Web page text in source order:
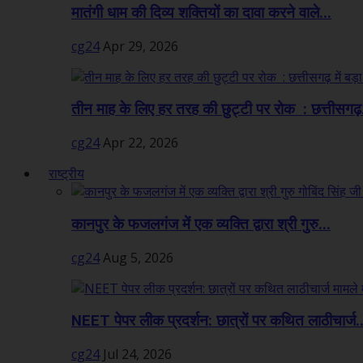
मातंगी धाम की दिव्य शक्तियों का दावा करने वाले...
cg24Apr 29, 2026
तीन माह के लिए हर तरह की छुट्टी पर रोक :
cg24Apr 22, 2026
राष्ट्रीय
कानपुर के फजलगंज में एक व्यक्ति द्वारा श्री गुरु...
cg24Aug 5, 2026
NEET पेपर लीक प्रदर्शन: छात्रों पर कथित
cg24 Jul 24, 2026